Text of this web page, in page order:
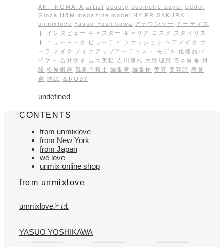
AKI INOMATA artist beauty cosmetic buyer editor
Ginza H&M magazine model NY PR SAKURA
unmixlove Yasuo Yoshikawa アナウンサー
アーティス
ト
インタビュー キャスター キャリア コスメ
スタイリス
ト
ニューヨーク ビューティ ファッション ヘアメイク
ポ
ーラ
メイク メイクアップアーティスト モデル 化粧品バ
イヤー 吉井明子 吉岡美穂 吉川康雄 大野理恵 寺本知香
対
談 松屋銀座 気象予報士 編集者 編集長 美容 美容師 表参
道 雑誌 ＆ROSY
undefined
CONTENTS
from unmixlove
from New York
from Japan
we love
unmix online shop
from unmixlove
unmixloveとは
YASUO YOSHIKAWA